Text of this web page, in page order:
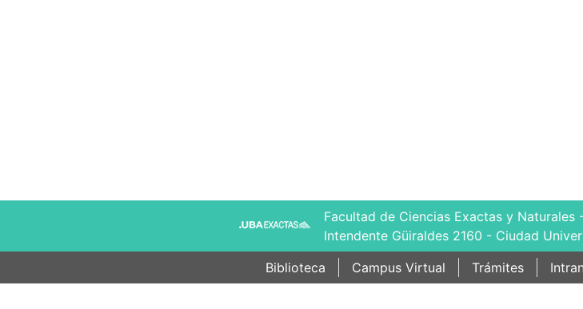
Facultad de Ciencias Exactas y
Intendente Güiraldes 2160 - Ciudad
Biblioteca
Campus Virtual Trámites